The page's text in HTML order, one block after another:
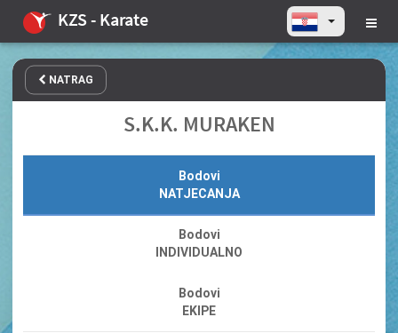
KZS - Karate
NATRAG
S.K.K. MURAKEN
Bodovi
NATJECANJA
Bodovi
INDIVIDUALNO
Bodovi
EKIPE